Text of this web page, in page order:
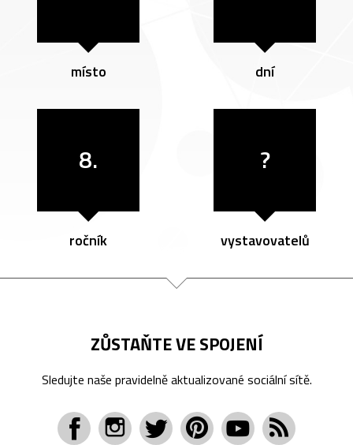
místo dní
8.
ročník
?
vystavovatelů
ZŮSTAŇTE VE SPOJENÍ
Sledujte naše pravidelně aktualizované sociální sítě.